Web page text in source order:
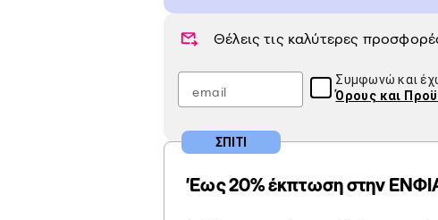
Θέλεις τις καλύτερες
Συμφωνώ και
Όρους και
'Εως 20% έκπτωση στην
ΣΠΙΤΙ